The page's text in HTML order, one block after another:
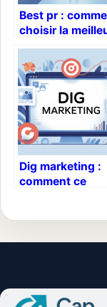
Best pr :
choisir la
agence de
publiques
Dig marketing :
comment ce